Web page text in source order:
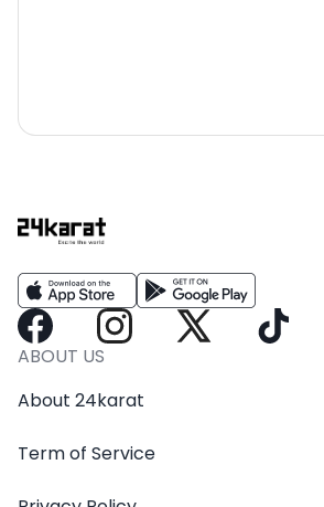
ABOUT US
About 24karat
Term of Service